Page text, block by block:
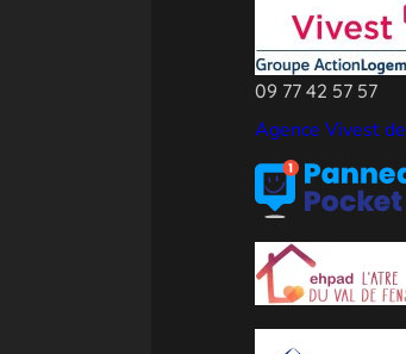
09 77 42 57 57
Agence Vivest